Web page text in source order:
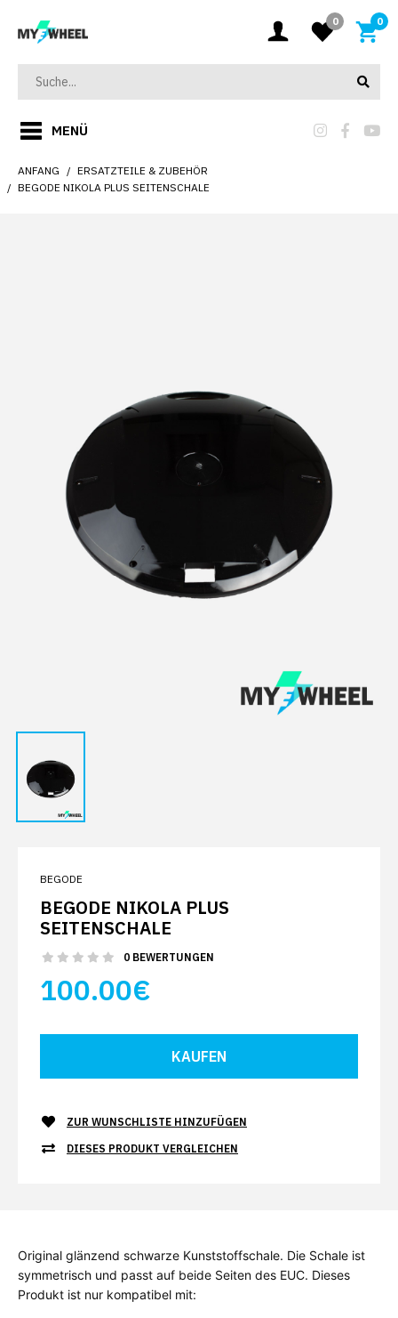
0 0
MENÜ
ANFANG
ERSATZTEILE & ZUBEHÖR
BEGODE NIKOLA PLUS SEITENSCHALE
BEGODE
BEGODE NIKOLA PLUS
SEITENSCHALE
0 BEWERTUNGEN
100.00€
ZUR WUNSCHLISTE HINZUFÜGEN
DIESES PRODUKT VERGLEICHEN
Original glänzend schwarze Kunststoffschale. Die Schale ist
symmetrisch und passt auf beide Seiten des EUC. Dieses
Produkt ist nur kompatibel mit: